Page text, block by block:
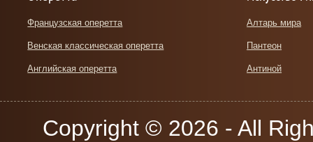
Французская оперетта
Венская классическая оперетта
Английская оперетта
Алтарь мира
Пантеон
Антиной
Copyright © 2026 - All